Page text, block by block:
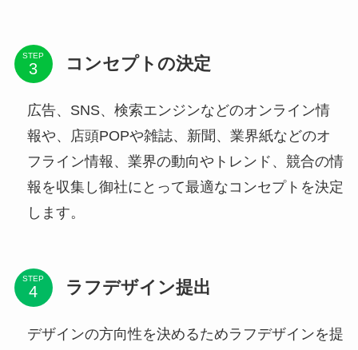
STEP コンセプトの決定
広告、SNS、検索エンジンなどのオンライン情
報や、店頭POPや雑誌、新聞、業界紙などのオ
フライン情報、業界の動向やトレンド、競合の情
報を収集し御社にとって最適なコンセプトを決定
します。
STEP ラフデザイン提出
デザインの方向性を決めるためラフデザインを提